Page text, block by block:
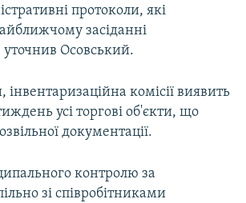
протоколи, які
засіданні
уточнив Осовський.
інвентаризаційна комісії виявить
усі торгові об'єкти, що
документації.
контролю за
зі співробітниками